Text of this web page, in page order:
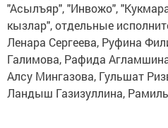
"Асылъяр", "Инвожо",
кызлар", отдельные
Ленара Сергеева, Руфина
Галимова, Рафида
Алсу Мингазова, Гульшат
Ландыш Газизуллина,